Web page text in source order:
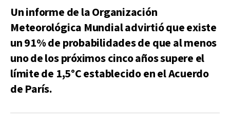
Un informe de la Organización
Meteorológica Mundial advirtió que existe
un 91% de probabilidades de que al menos
uno de los próximos cinco años supere el
límite de 1,5°C establecido en el Acuerdo
de París.